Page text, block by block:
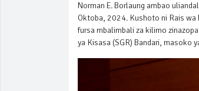
Norman E. Borlaung ambao
Oktoba, 2024. Kushoto ni Rais wa
fursa mbalimbali za kilimo
ya Kisasa (SGR) Bandari, masoko